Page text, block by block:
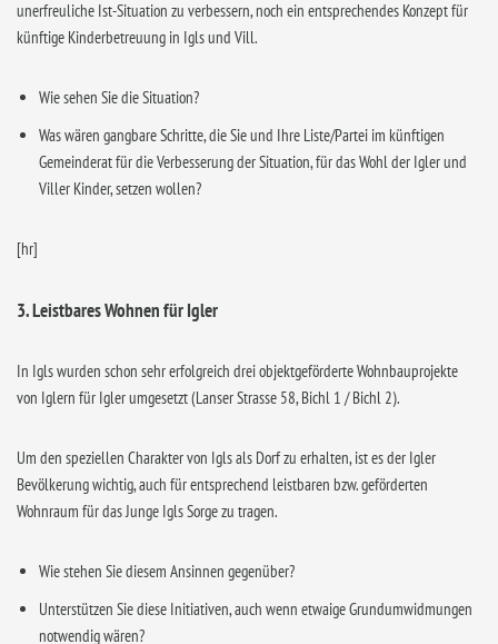
unerfreuliche Ist-Situation zu verbessern, noch ein entsprechendes Konzept für
künftige Kinderbetreuung in Igls und Vill.
Wie sehen Sie die Situation?
Was wären gangbare Schritte, die Sie und Ihre Liste/Partei im künftigen
Gemeinderat für die Verbesserung der Situation, für das Wohl der Igler und
Viller Kinder, setzen wollen?
[hr]
3. Leistbares Wohnen für Igler
In Igls wurden schon sehr erfolgreich drei objektgeförderte Wohnbauprojekte
von Iglern für Igler umgesetzt (Lanser Strasse 58, Bichl 1 / Bichl 2).
Um den speziellen Charakter von Igls als Dorf zu erhalten, ist es der Igler
Bevölkerung wichtig, auch für entsprechend leistbaren bzw. geförderten
Wohnraum für das Junge Igls Sorge zu tragen.
Wie stehen Sie diesem Ansinnen gegenüber?
Unterstützen Sie diese Initiativen, auch wenn etwaige Grundumwidmungen
notwendig wären?